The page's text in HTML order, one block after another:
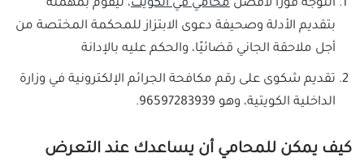
التوجه فورًا لأفضل محامي في الكويت، ليقوم بمهمته
بتقديم الأدلة وصحيفة دعوى الابتزاز للمحكمة المختصة من
أجل ملاحقة الجاني قضائيًا، والحكم عليه بالإدانة
تقديم شكوى على رقم مكافحة الجرائم الإلكترونية في وزارة
الداخلية الكويتية، وهو 96597283939.
كيف يمكن للمحامي أن يساعدك عند التعرض